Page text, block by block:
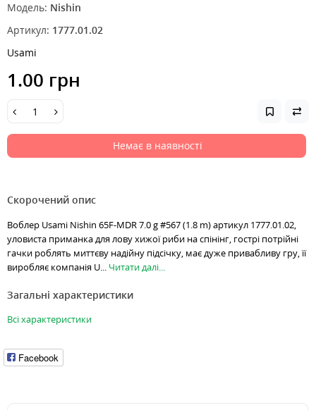
Модель: Nishin
Артикул: 1777.01.02
Usami
1.00 грн
Немає в наявності
Скорочений опис
Воблер Usami Nishin 65F-MDR 7.0 g #567 (1.8 m) артикул 1777.01.02,
уловиста приманка для лову хижої риби на спінінг, гострі потрійні
гачки роблять миттєву надійну підсічку, має дуже привабливу гру, її
виробляє компанія U... Читати далі...
Загальні характеристики
Всі характеристики
Facebook